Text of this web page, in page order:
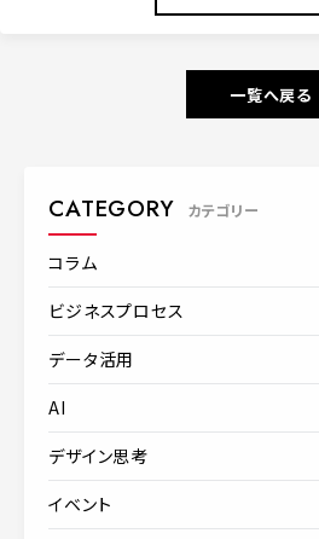
一覧へ戻る
CATEGORY カテゴリー
コラム
ビジネスプロセス
データ活用
AI
デザイン思考
イベント